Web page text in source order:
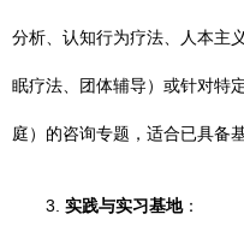
分析、认知行为疗法、人本主
眠疗法、团体辅导）或针对特
庭）的咨询专题，适合已具备
3. 实践与实习基地：